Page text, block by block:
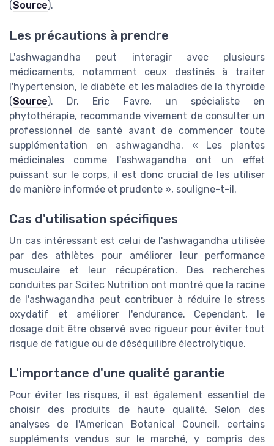
(Source).
Les précautions à prendre
L'ashwagandha peut interagir avec plusieurs
médicaments, notamment ceux destinés à traiter
l'hypertension, le diabète et les maladies de la thyroïde
(Source). Dr. Eric Favre, un spécialiste en
phytothérapie, recommande vivement de consulter un
professionnel de santé avant de commencer toute
supplémentation en ashwagandha. « Les plantes
médicinales comme l'ashwagandha ont un effet
puissant sur le corps, il est donc crucial de les utiliser
de manière informée et prudente », souligne-t-il.
Cas d'utilisation spécifiques
Un cas intéressant est celui de l'ashwagandha utilisée
par des athlètes pour améliorer leur performance
musculaire et leur récupération. Des recherches
conduites par Scitec Nutrition ont montré que la racine
de l'ashwagandha peut contribuer à réduire le stress
oxydatif et améliorer l'endurance. Cependant, le
dosage doit être observé avec rigueur pour éviter tout
risque de fatigue ou de déséquilibre électrolytique.
L'importance d'une qualité garantie
Pour éviter les risques, il est également essentiel de
choisir des produits de haute qualité. Selon des
analyses de l'American Botanical Council, certains
suppléments vendus sur le marché, y compris des